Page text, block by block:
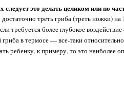
это делать целиком или по
треть гриба (треть ножки)
требуется более глубокое
в термосе — все-таки
ребенку, к примеру, то это наиболее